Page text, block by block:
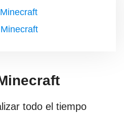
todo el tiempo